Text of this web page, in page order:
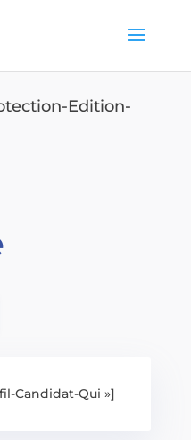
Edition-
Candidat-Qui »]